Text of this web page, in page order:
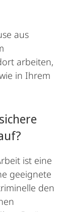
aus
arbeiten,
in Ihrem
ist eine
geeignete
den